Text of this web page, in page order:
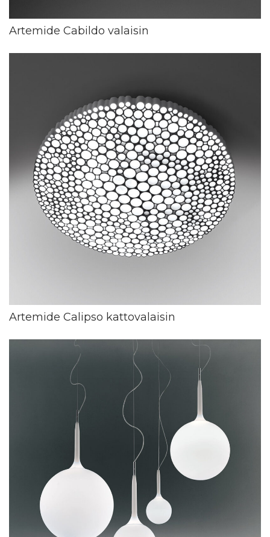
Artemide Cabildo valaisin
Artemide Calipso kattovalaisin